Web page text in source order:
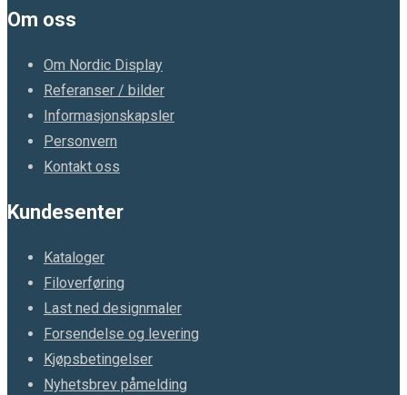
Om oss
Om Nordic Display
Referanser / bilder
Informasjonskapsler
Personvern
Kontakt oss
Kundesenter
Kataloger
Filoverføring
Last ned designmaler
Forsendelse og levering
Kjøpsbetingelser
Nyhetsbrev påmelding